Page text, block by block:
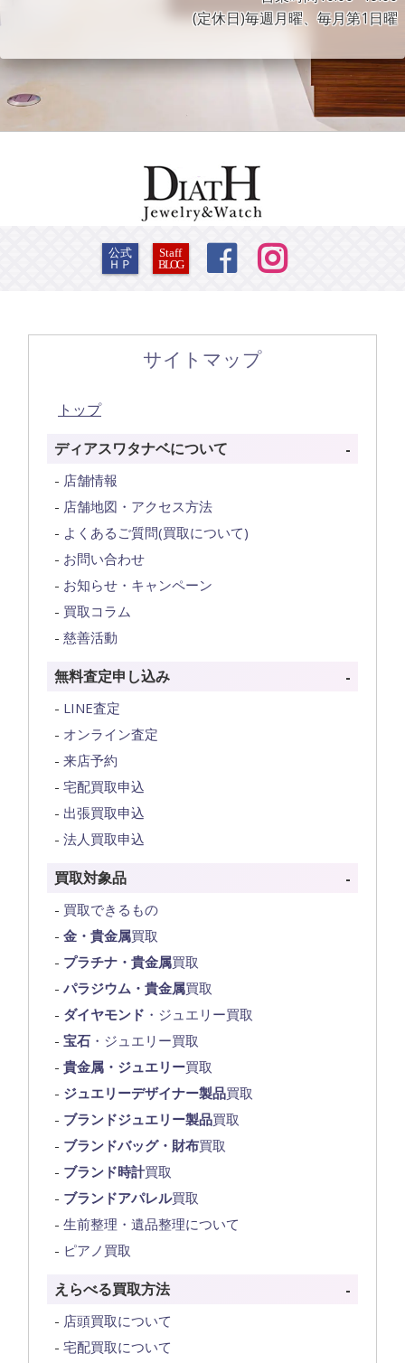
(定休日)毎週月曜、毎月第1日曜
公式
ＨＰ
Staff
BLOG
 
サイトマップ
トップ
ディアスワタナベについて
店舗情報
店舗地図・アクセス方法
よくあるご質問(買取について)
お問い合わせ
お知らせ・キャンペーン
買取コラム
慈善活動
無料査定申し込み
LINE査定
オンライン査定
来店予約
宅配買取申込
出張買取申込
法人買取申込
買取対象品
買取できるもの
金・貴金属買取
プラチナ・貴金属買取
パラジウム・貴金属買取
ダイヤモンド ・ジュエリー買取
宝石 ・ジュエリー買取
貴金属・ジュエリー買取
ジュエリーデザイナー製品買取
ブランドジュエリー製品買取
ブランドバッグ・財布買取
ブランド時計買取
ブランドアパレル買取
生前整理・遺品整理について
ピアノ買取
えらべる買取方法
店頭買取について
宅配買取について